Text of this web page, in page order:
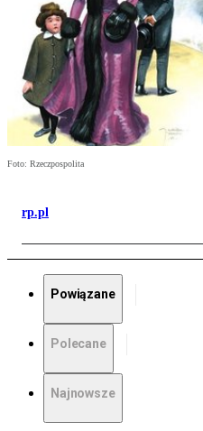
Foto: Rzeczpospolita
rp.pl
Powiązane
Polecane
Najnowsze